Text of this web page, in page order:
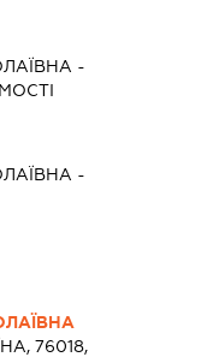
-
-
76018,